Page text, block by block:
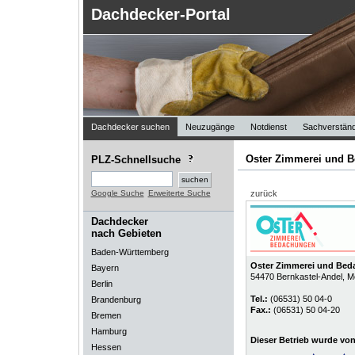
Dachdecker-Portal
Dachdecker suchen Neuzugänge Notdienst
PLZ-Schnellsuche
Google Suche Erweiterte Suche
Dachdecker
nach Gebieten
Baden-Württemberg
Bayern
Berlin
Brandenburg
Bremen
Hamburg
Hessen
Oster Zimmerei und
zurück
Oster Zimmerei und
54470 Bernkastel-Andel,
Tel.: (06531) 50 04-0
Fax.: (06531) 50 04-20
Dieser Betrieb wurde